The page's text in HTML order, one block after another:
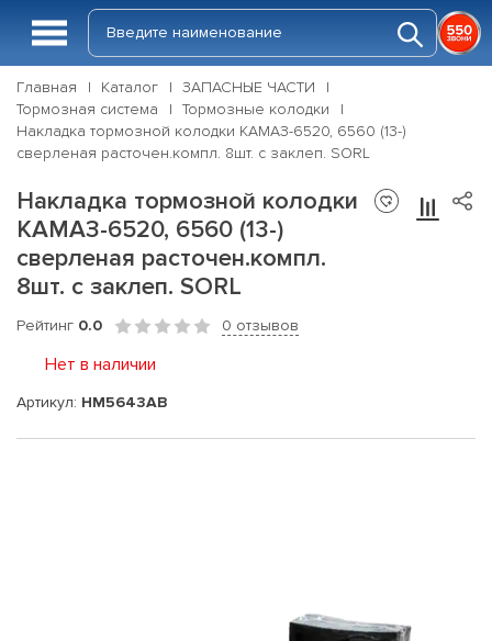
Главная Каталог
ЗАПАСНЫЕ ЧАСТИ
Тормозная система
Тормозные колодки
Накладка тормозной колодки КАМАЗ-6520, 6560 (13-)
сверленая расточен.компл. 8шт. с заклеп. SORL
Накладка тормозной колодки
КАМАЗ-6520, 6560 (13-)
сверленая расточен.компл.
8шт. с заклеп. SORL
Рейтинг 0.0 0 отзывов
Нет в наличии
Артикул: HM5643AB